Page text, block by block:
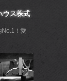
ウス株式
No.1！愛